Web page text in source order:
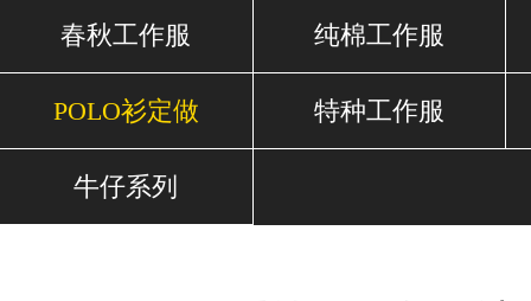
春秋工作服 纯棉工作服
POLO衫定做 特种工作服
牛仔系列